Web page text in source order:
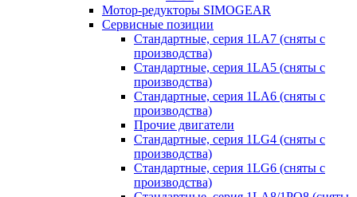
Мотор-редукторы SIMOGEAR
Сервисные позиции
Стандартные, серия 1LA7 (сняты с
производства)
Стандартные, серия 1LA5 (сняты с
производства)
Стандартные, серия 1LA6 (сняты с
производства)
Прочие двигатели
Стандартные, серия 1LG4 (сняты с
производства)
Стандартные, серия 1LG6 (сняты с
производства)